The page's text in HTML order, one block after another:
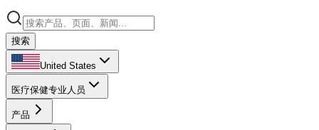
搜索
United States
医疗保健专业人员
产品